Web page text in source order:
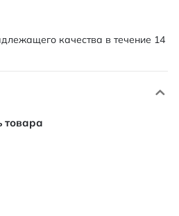
качества в течение 14